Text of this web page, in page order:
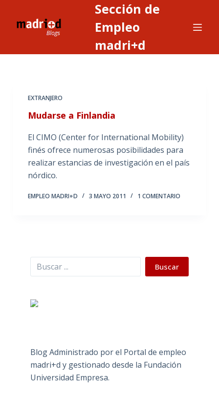
Sección de
Empleo
madri+d
EXTRANJERO
Mudarse a Finlandia
El CIMO (Center for International Mobility)
finés ofrece numerosas posibilidades para
realizar estancias de investigación en el país
nórdico.
EMPLEO MADRI+D 3 MAYO 2011 1 COMENTARIO
Buscar Buscar
Blog Administrado por el Portal de empleo
madri+d y gestionado desde la Fundación
Universidad Empresa.